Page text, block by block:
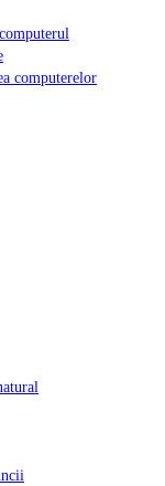
computerelor